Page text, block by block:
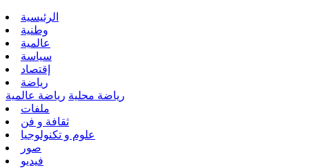
الرئيسية
وطنية
عالمية
سياسة
إقتصاد
رياضة
رياضة محلية رياضة عالمية
ملفات
ثقافة و فن
علوم و تكنولوجيا
صور
فيديو